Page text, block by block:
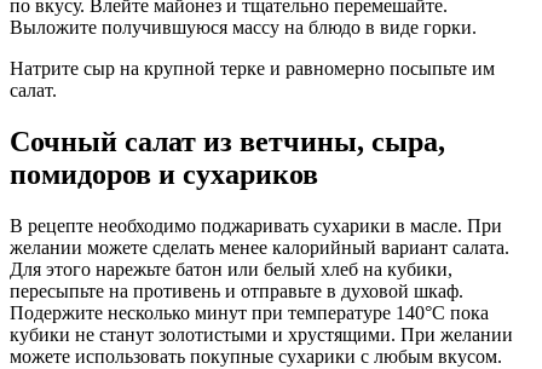
по вкусу. Влейте майонез и тщательно перемешайте.
Выложите получившуюся массу на блюдо в виде горки.
Натрите сыр на крупной терке и равномерно посыпьте им
салат.
Сочный салат из ветчины, сыра,
помидоров и сухариков
В рецепте необходимо поджаривать сухарики в масле. При
желании можете сделать менее калорийный вариант салата.
Для этого нарежьте батон или белый хлеб на кубики,
пересыпьте на противень и отправьте в духовой шкаф.
Подержите несколько минут при температуре 140°С пока
кубики не станут золотистыми и хрустящими. При желании
можете использовать покупные сухарики с любым вкусом.